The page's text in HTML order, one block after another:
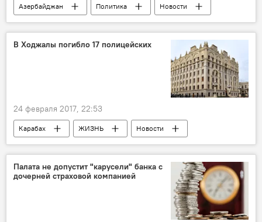
Азербайджан Политика
Новости
Новости мира
Босния и Герцеговина
Младен Иванич
Государственный комитет по работе с диаспорой АР
визит
В Ходжалы погибло 17 полицейских
24 февраля 2017, 22:53
Карабах ЖИЗНЬ
Новости
Минута молчания
Ходжалинский геноцид
память
погибшие Азербайджан
Палата не допустит "карусели" банка с
дочерней страховой компанией